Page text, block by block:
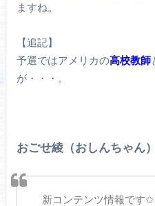
ますね。
【追記】
予選ではアメリカの高校教師
が・・・。
おごせ綾（おしんちゃん）
新コンテンツ情報です